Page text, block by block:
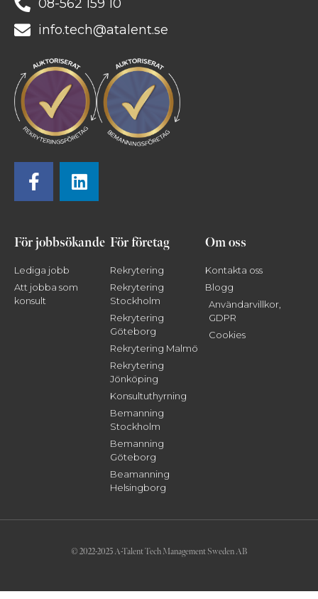
08-562 159 10
info.tech@atalent.se
För jobbsökande
Lediga jobb
Att jobba som
konsult
För företag
Rekrytering
Rekrytering
Stockholm
Rekrytering
Göteborg
Rekrytering Malmö
Rekrytering
Jönköping
Konsultuthyrning
Bemanning
Stockholm
Bemanning
Göteborg
Beamanning
Helsingborg
Om oss
Kontakta oss
Blogg
Användarvillkor,
GDPR
Cookies
© 2022-2025 A-Talent Tech Management Sweden AB